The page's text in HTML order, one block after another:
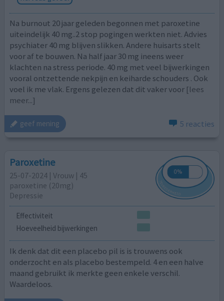
Na burnout 20 jaar geleden begonnen met paroxetine
uiteindelijk 40 mg..2 stop pogingen werkten niet. Advies
psychiater 40 mg blijven slikken. Andere huisarts stelt
voor af te bouwen. Na half jaar 30 mg ineens weer
klachten na stress periode. 40 mg met veel bijwerkingen
vooral ontzettende nekpijn en keiharde schouders . Ook
voel ik me vlak. Ergens gelezen dat dit vaker voor [lees
meer...]
geef mening 5 reacties
Paroxetine
25-07-2024 | Vrouw | 45
paroxetine (20mg)
Depressie
Effectiviteit
Hoeveelheid bijwerkingen
Ik denk dat dit een placebo pil is is trouwens ook
onderzocht en als placebo bestempeld. 4 en een halve
maand gebruikt ik merkte geen enkele verschil.
Waardeloos.